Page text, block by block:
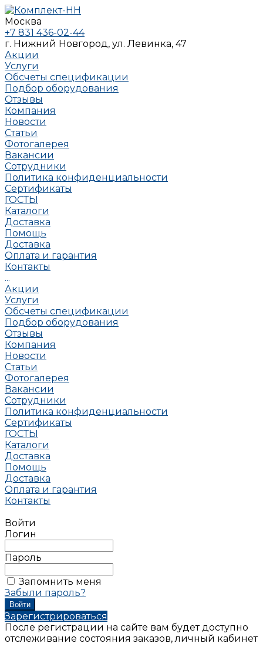
Москва
+7 831 436-02-44
г. Нижний Новгород, ул. Левинка, 47
Акции
Услуги
Обсчеты спецификации
Подбор оборудования
Отзывы
Компания
Новости
Статьи
Фотогалерея
Вакансии
Сотрудники
Политика конфиденциальности
Сертификаты
ГОСТЫ
Каталоги
Доставка
Помощь
Доставка
Оплата и гарантия
Контакты
...
Акции
Услуги
Обсчеты спецификации
Подбор оборудования
Отзывы
Компания
Новости
Статьи
Фотогалерея
Вакансии
Сотрудники
Политика конфиденциальности
Сертификаты
ГОСТЫ
Каталоги
Доставка
Помощь
Доставка
Оплата и гарантия
Контакты
Войти
Логин
Пароль
Запомнить меня
Забыли пароль?
Зарегистрироваться
После регистрации на сайте вам будет доступно
отслеживание состояния заказов, личный кабинет